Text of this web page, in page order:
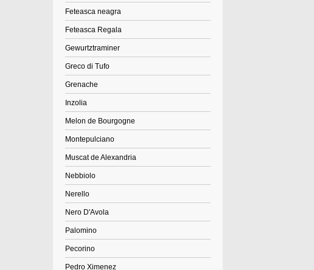
Feteasca neagra
Feteasca Regala
Gewurtztraminer
Greco di Tufo
Grenache
Inzolia
Melon de Bourgogne
Montepulciano
Muscat de Alexandria
Nebbiolo
Nerello
Nero D'Avola
Palomino
Pecorino
Pedro Ximenez